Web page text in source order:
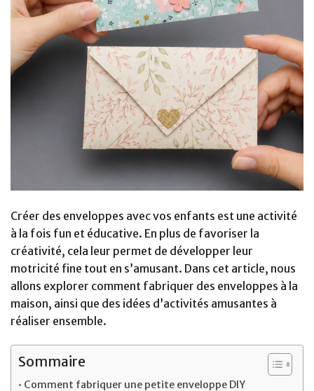
Créer des enveloppes avec vos enfants est une activité
à la fois fun et éducative. En plus de favoriser la
créativité, cela leur permet de développer leur
motricité fine tout en s’amusant. Dans cet article, nous
allons explorer comment fabriquer des enveloppes à la
maison, ainsi que des idées d’activités amusantes à
réaliser ensemble.
Sommaire
Comment fabriquer une petite enveloppe DIY